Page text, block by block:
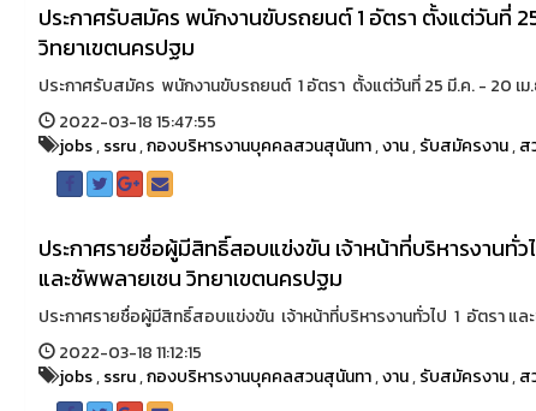
ประกาศรับสมัคร พนักงานขับรถยนต์ 1 อัตรา ตั้งแต่วันที่
วิทยาเขตนครปฐม
ประกาศรับสมัคร พนักงานขับรถยนต์ 1 อัตรา ตั้งแต่วันที่ 25 มี.ค. - 20 เม
2022-03-18 15:47:55
jobs,ssru,กองบริหารงานบุคคลสวนสุนันทา,งาน,รับสมัครงาน,ส
ประกาศรายชื่อผู้มีสิทธิ์สอบแข่งขัน เจ้าหน้าที่บริหารงานทั่
และซัพพลายเชน วิทยาเขตนครปฐม
ประกาศรายชื่อผู้มีสิทธิ์สอบแข่งขัน เจ้าหน้าที่บริหารงานทั่วไป 1 อัตรา และ
2022-03-18 11:12:15
jobs,ssru,กองบริหารงานบุคคลสวนสุนันทา,งาน,รับสมัครงาน,ส